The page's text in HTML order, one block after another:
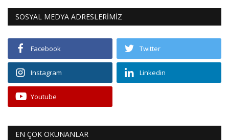
SOSYAL MEDYA ADRESLERİMİZ
Facebook Twitter
Instagram Linkedin
Youtube
EN ÇOK OKUNANLAR